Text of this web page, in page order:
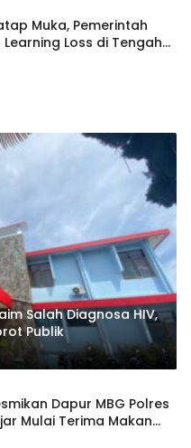
Muka, Pemerintah
Loss di Tengah
Salah Diagnosa HIV,
Publik
Dapur MBG Polres
Mulai Terima Makan